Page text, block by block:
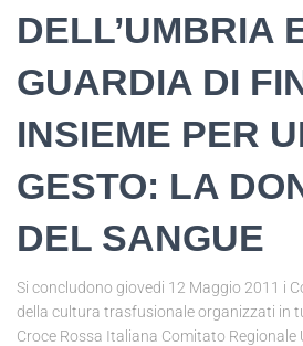
DELL’UMBRIA
GUARDIA DI
INSIEME PER
GESTO: LA
DEL SANGUE
Si concludono giovedi 12 Maggio 2011 i
della cultura trasfusionale organizzati in
Croce Rossa Italiana Comitato Regionale